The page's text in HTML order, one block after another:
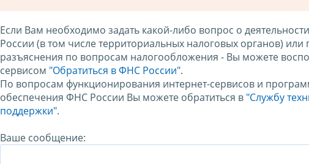
Если Вам необходимо задать какой-либо вопрос о
России (в том числе территориальных налоговых органов) или
разъяснения по вопросам налогообложения - Вы можете
сервисом "Обратиться в ФНС России".
По вопросам функционирования интернет-сервисов и
обеспечения ФНС России Вы можете обратиться в "Службу
поддержки".
Ваше сообщение: